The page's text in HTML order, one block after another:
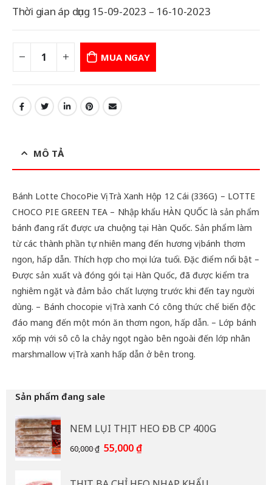
Thời gian áp dụng 15-09-2023 – 16-10-2023
MUA NGAY
MÔ TẢ
Bánh Lotte ChocoPie Vị Trà Xanh Hộp 12 Cái (336G) – LOTTE
CHOCO PIE GREEN TEA – Nhập khẩu HÀN QUỐC là sản phẩm
bánh đang rất được ưa chuộng tại Hàn Quốc. Sản phẩm làm
từ các thành phần tự nhiên mang đến hương vị bánh thơm
ngon, hấp dẫn. Thích hợp cho mọi lứa tuổi. Đặc điểm nổi bật –
Được sản xuất và đóng gói tại Hàn Quốc, đã được kiểm tra
nghiêm ngặt và đảm bảo chất lượng trước khi đến tay người
dùng. – Bánh chocopie vị Trà xanh Có công thức chế biến độc
đáo mang đến một món ăn thơm ngon, hấp dẫn. – Lớp bánh
xốp mịn với sô cô la chảy ngọt ngào bên ngoài đến lớp nhân
marshmallow vị Trà xanh hấp dẫn ở bên trong.
Sản phẩm đang sale
NEM LỤI THỊT HEO ĐB CP 400G
60,000₫ Giá
55,000₫Giá